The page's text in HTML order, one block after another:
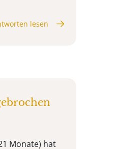
lesen
Monate) hat